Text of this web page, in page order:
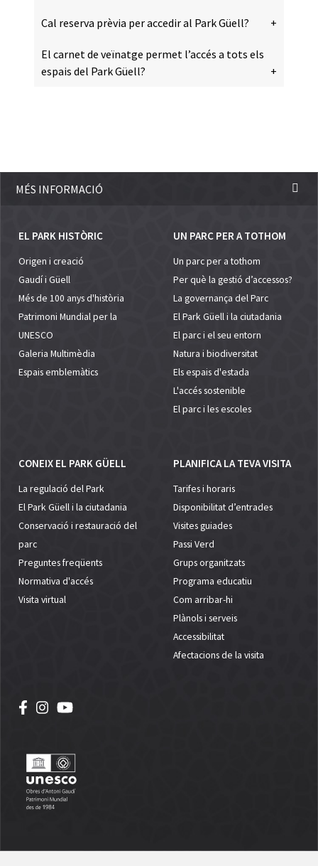
Cal reserva prèvia per accedir al Park Güell?
El carnet de veïnatge permet l’accés a tots els
espais del Park Güell?
MÉS INFORMACIÓ
EL PARK HISTÒRIC
Origen i creació
Gaudí i Güell
Més de 100 anys d'història
Patrimoni Mundial per la
UNESCO
Galeria Multimèdia
Espais emblemàtics
UN PARC PER A TOTHOM
Un parc per a tothom
Per què la gestió d’accessos?
La governança del Parc
El Park Güell i la ciutadania
El parc i el seu entorn
Natura i biodiversitat
Els espais d'estada
L'accés sostenible
El parc i les escoles
CONEIX EL PARK GÜELL
La regulació del Park
El Park Güell i la ciutadania
Conservació i restauració del
parc
Preguntes freqüents
Normativa d'accés
Visita virtual
PLANIFICA LA TEVA VISITA
Tarifes i horaris
Disponibilitat d’entrades
Visites guiades
Passi Verd
Grups organitzats
Programa educatiu
Com arribar-hi
Plànols i serveis
Accessibilitat
Afectacions de la visita